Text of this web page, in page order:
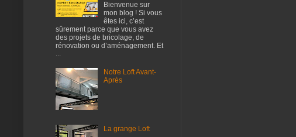
Bienvenue sur
mon blog ! Si vous
êtes ici, c’est
sûrement parce que vous avez
des projets de bricolage, de
rénovation ou d’aménagement. Et
...
Notre Loft Avant-
Après
La grange Loft